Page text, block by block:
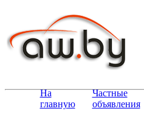
На
главную
Частные
объявления